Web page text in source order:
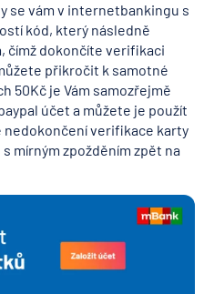
se vám v internetbankingu s
kód, který následně
čímž dokončíte verifikaci
přikročit k samotné
50Kč je Vám samozřejmě
účet a můžete je použít
nedokončení verifikace karty
mírným zpožděním zpět na